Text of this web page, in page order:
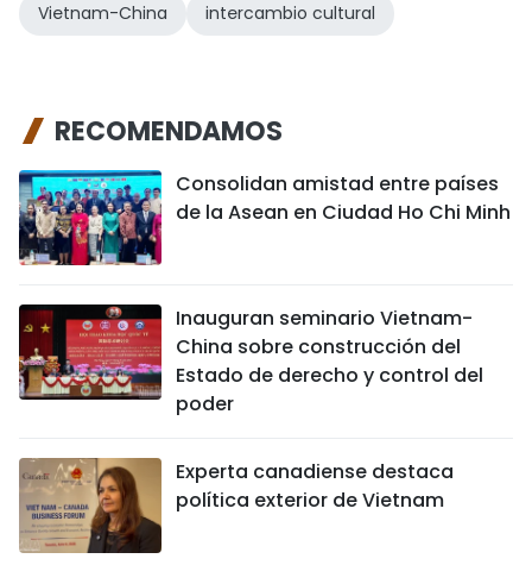
Vietnam-China intercambio cultural
RECOMENDAMOS
Consolidan amistad entre países
de la Asean en Ciudad Ho Chi Minh
Inauguran seminario Vietnam-
China sobre construcción del
Estado de derecho y control del
poder
Experta canadiense destaca
política exterior de Vietnam